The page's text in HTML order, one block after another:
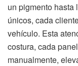
un pigmento hasta
únicos, cada
vehículo. Esta
costura, cada
manualmente,